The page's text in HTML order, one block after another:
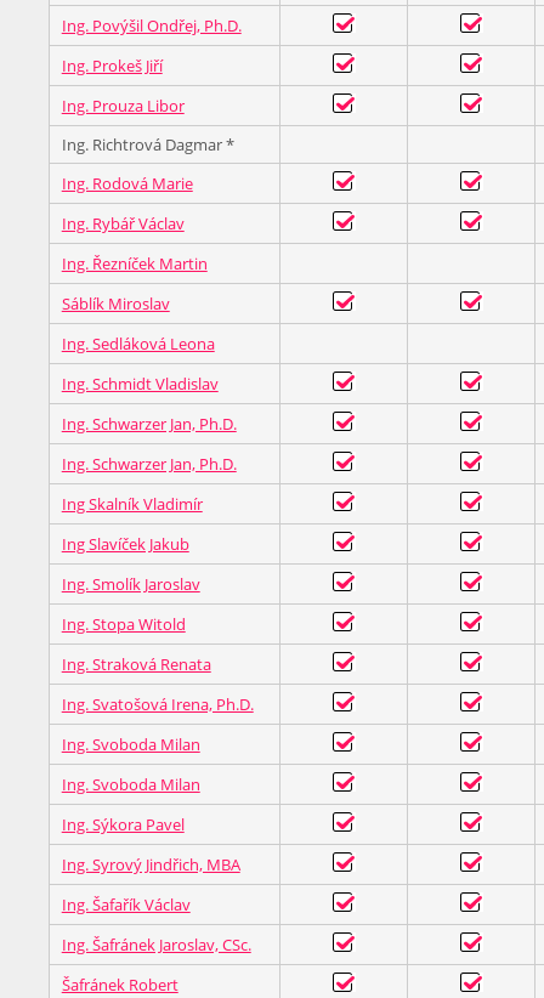
Ing. Povýšil Ondřej, Ph.D.
Ing. Prokeš Jiří
Ing. Prouza Libor
Ing. Richtrová Dagmar *
Ing. Rodová Marie
Ing. Rybář Václav
Ing. Řezníček Martin
Sáblík Miroslav
Ing. Sedláková Leona
Ing. Schmidt Vladislav
Ing. Schwarzer Jan, Ph.D.
Ing. Schwarzer Jan, Ph.D.
Ing Skalník Vladimír
Ing Slavíček Jakub
Ing. Smolík Jaroslav
Ing. Stopa Witold
Ing. Straková Renata
Ing. Svatošová Irena, Ph.D.
Ing. Svoboda Milan
Ing. Svoboda Milan
Ing. Sýkora Pavel
Ing. Syrový Jindřich, MBA
Ing. Šafařík Václav
Ing. Šafránek Jaroslav, CSc.
Šafránek Robert